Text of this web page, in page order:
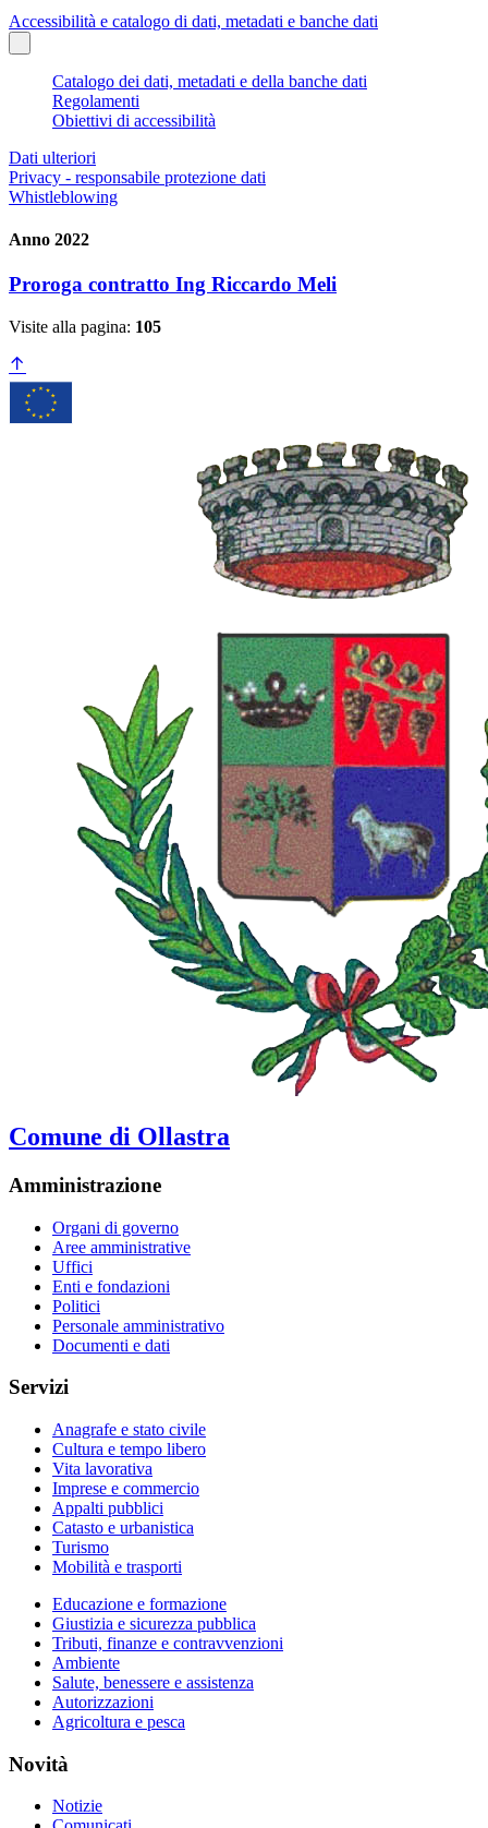
Accessibilità e catalogo di dati, metadati e banche dati
Catalogo dei dati, metadati e della banche dati
Regolamenti
Obiettivi di accessibilità
Dati ulteriori
Privacy - responsabile protezione dati
Whistleblowing
Anno 2022
Proroga contratto Ing Riccardo Meli
Visite alla pagina: 105
Comune di Ollastra
Amministrazione
Organi di governo
Aree amministrative
Uffici
Enti e fondazioni
Politici
Personale amministrativo
Documenti e dati
Servizi
Anagrafe e stato civile
Cultura e tempo libero
Vita lavorativa
Imprese e commercio
Appalti pubblici
Catasto e urbanistica
Turismo
Mobilità e trasporti
Educazione e formazione
Giustizia e sicurezza pubblica
Tributi, finanze e contravvenzioni
Ambiente
Salute, benessere e assistenza
Autorizzazioni
Agricoltura e pesca
Novità
Notizie